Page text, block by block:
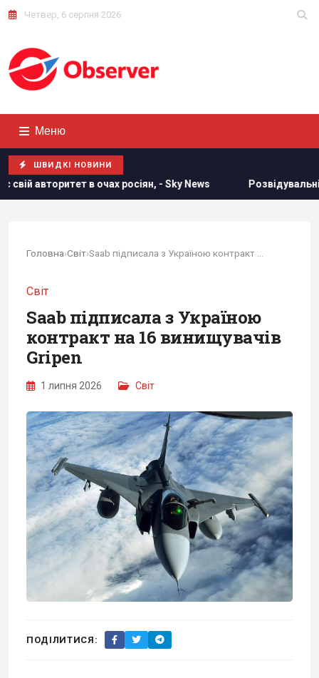
Четвер, 6 серпня 2026
Меню
ШВИДКІ НОВИНИ
росіян, - Sky News Розвідувальні відносини між
Головна›Світ›
Світ
Saab підписала з Україною
контракт на 16 винищувачів
Gripen
1 липня 2026 Світ
ПОДІЛИТИСЯ: